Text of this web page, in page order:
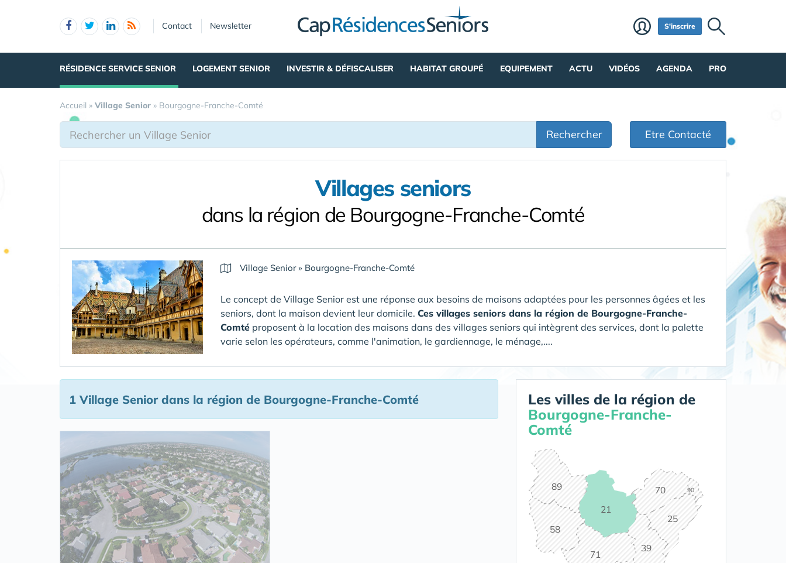
Contact Newsletter S'inscrire
RÉSIDENCE SERVICE SENIOR LOGEMENT SENIOR INVESTIR & DÉFISCALISER HABITAT GROUPÉ EQUIPEMENT ACTU VIDÉOS AGENDA PRO
Accueil » Village Senior » Bourgogne-Franche-Comté
Rechercher Etre Contacté
Villages seniors
dans la région de Bourgogne-Franche-Comté
Village Senior» Bourgogne-Franche-Comté
Le concept de Village Senior est une réponse aux besoins de maisons adaptées pour les personnes âgées et les
seniors, dont la maison devient leur domicile. Ces villages seniors dans la région de Bourgogne-Franche-
Comté proposent à la location des maisons dans des villages seniors qui intègrent des services, dont la palette
varie selon les opérateurs, comme l'animation, le gardiennage, le ménage,....
1 Village Seniordans la région de Bourgogne-Franche-Comté
Les villes de la région de
Bourgogne-Franche-
Comté
21
25
39
58
70
71
89 90